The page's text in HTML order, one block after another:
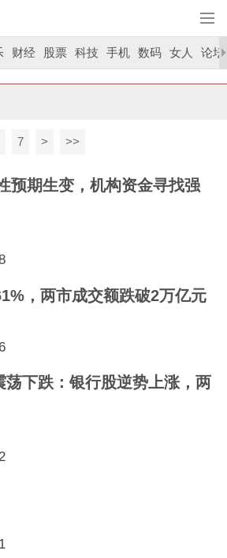
财经 股票 科技 手机 数码 女人 论坛
7 > >>
预期生变，机构资金寻找强
，两市成交额跌破2万亿元
荡下跌：银行股逆势上涨，两